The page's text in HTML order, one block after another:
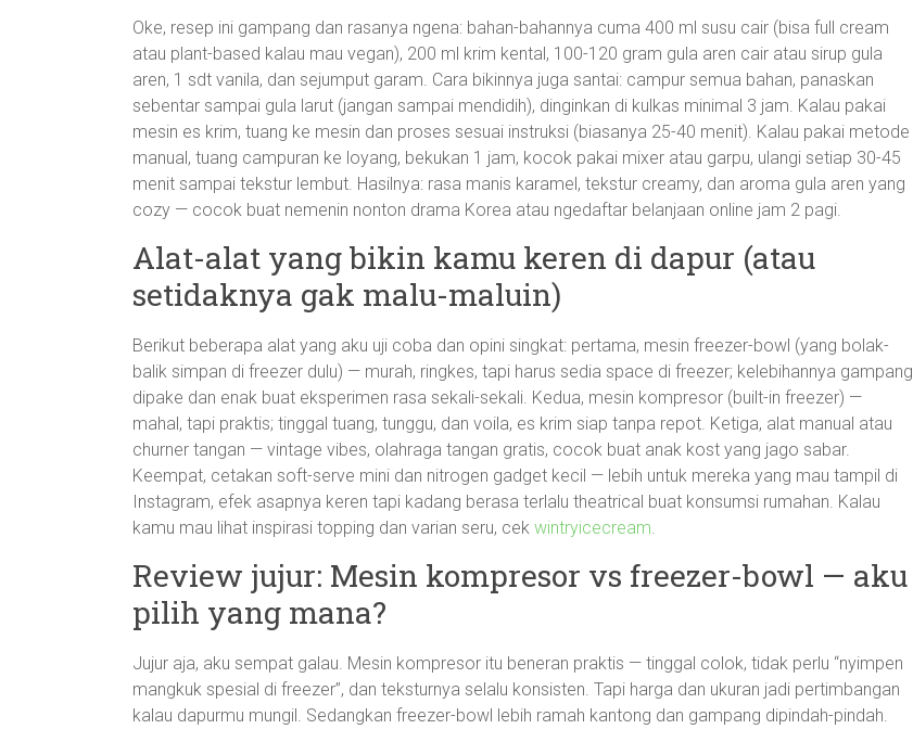
Oke, resep ini gampang dan rasanya ngena: bahan-bahannya cuma 400 ml susu cair (bisa full cream
atau plant-based kalau mau vegan), 200 ml krim kental, 100-120 gram gula aren cair atau sirup gula
aren, 1 sdt vanila, dan sejumput garam. Cara bikinnya juga santai: campur semua bahan, panaskan
sebentar sampai gula larut (jangan sampai mendidih), dinginkan di kulkas minimal 3 jam. Kalau pakai
mesin es krim, tuang ke mesin dan proses sesuai instruksi (biasanya 25-40 menit). Kalau pakai metode
manual, tuang campuran ke loyang, bekukan 1 jam, kocok pakai mixer atau garpu, ulangi setiap 30-45
menit sampai tekstur lembut. Hasilnya: rasa manis karamel, tekstur creamy, dan aroma gula aren yang
cozy — cocok buat nemenin nonton drama Korea atau ngedaftar belanjaan online jam 2 pagi.
Alat-alat yang bikin kamu keren di dapur (atau
setidaknya gak malu-maluin)
Berikut beberapa alat yang aku uji coba dan opini singkat: pertama, mesin freezer-bowl (yang bolak-
balik simpan di freezer dulu) — murah, ringkes, tapi harus sedia space di freezer; kelebihannya gampang
dipake dan enak buat eksperimen rasa sekali-sekali. Kedua, mesin kompresor (built-in freezer) —
mahal, tapi praktis; tinggal tuang, tunggu, dan voila, es krim siap tanpa repot. Ketiga, alat manual atau
churner tangan — vintage vibes, olahraga tangan gratis, cocok buat anak kost yang jago sabar.
Keempat, cetakan soft-serve mini dan nitrogen gadget kecil — lebih untuk mereka yang mau tampil di
Instagram, efek asapnya keren tapi kadang berasa terlalu theatrical buat konsumsi rumahan. Kalau
kamu mau lihat inspirasi topping dan varian seru, cek wintryicecream.
Review jujur: Mesin kompresor vs freezer-bowl — aku
pilih yang mana?
Jujur aja, aku sempat galau. Mesin kompresor itu beneran praktis — tinggal colok, tidak perlu “nyimpen
mangkuk spesial di freezer”, dan teksturnya selalu konsisten. Tapi harga dan ukuran jadi pertimbangan
kalau dapurmu mungil. Sedangkan freezer-bowl lebih ramah kantong dan gampang dipindah-pindah.